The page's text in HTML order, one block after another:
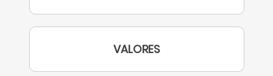
VALORES